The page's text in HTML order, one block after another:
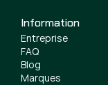
Information
Entreprise
FAQ
Blog
Marques